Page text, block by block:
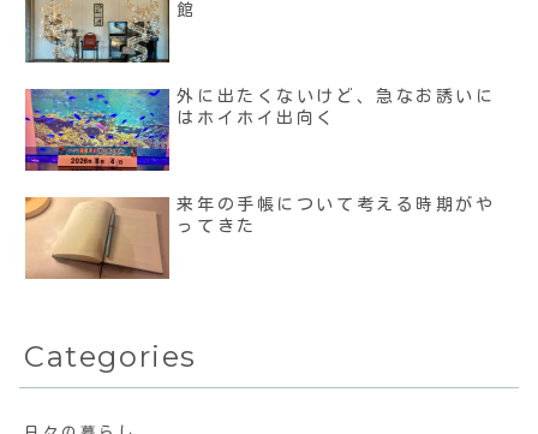
館
外に出たくないけど、急なお誘いに
はホイホイ出向く
来年の手帳について考える時期がや
ってきた
Categories